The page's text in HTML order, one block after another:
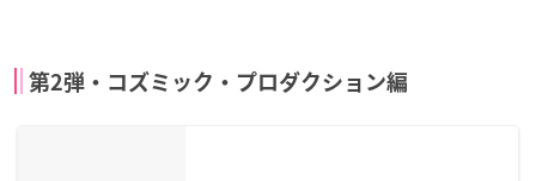
第2弾・コズミック・プロダクション編